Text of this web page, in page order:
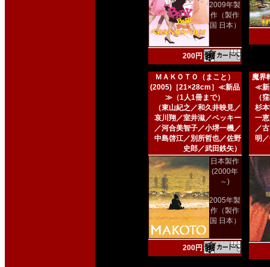
2009年製
作（製作
国 日本）
200円
ＭＡＫＯＴＯ（まこと）
(2005)［21×28cm］≪新品
≫（1人1冊まで）
（東山紀之／和久井映見／
哀川翔／室井滋／ベッキー
／河合美智子／小堺一機／
中島啓江／別所哲也／佐野
史郎／武田鉄矢）
日本製作
(2000年
～)
2005年製
作（製作
国 日本）
200円
魔界
≪新
（
杉
一
／
明